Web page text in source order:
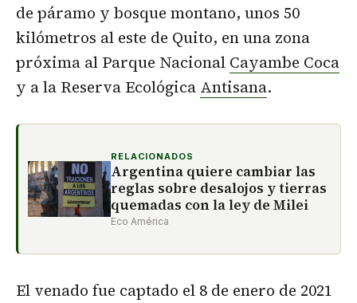
de páramo y bosque montano, unos 50
kilómetros al este de Quito, en una zona
próxima al Parque Nacional Cayambe Coca
y a la Reserva Ecológica Antisana.
RELACIONADOS
Argentina quiere cambiar las
reglas sobre desalojos y tierras
quemadas con la ley de Milei
Eco América
El venado fue captado el 8 de enero de 2021